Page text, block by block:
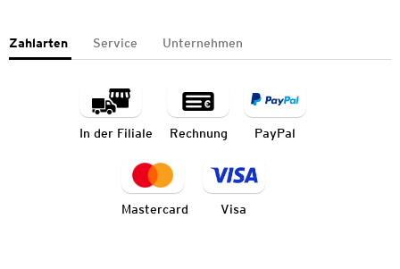
Zahlarten Service Unternehmen
In der Filiale Rechnung PayPal
Mastercard Visa